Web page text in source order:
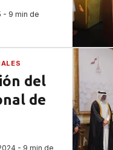
- 9 min de
del
de
- 9 min de